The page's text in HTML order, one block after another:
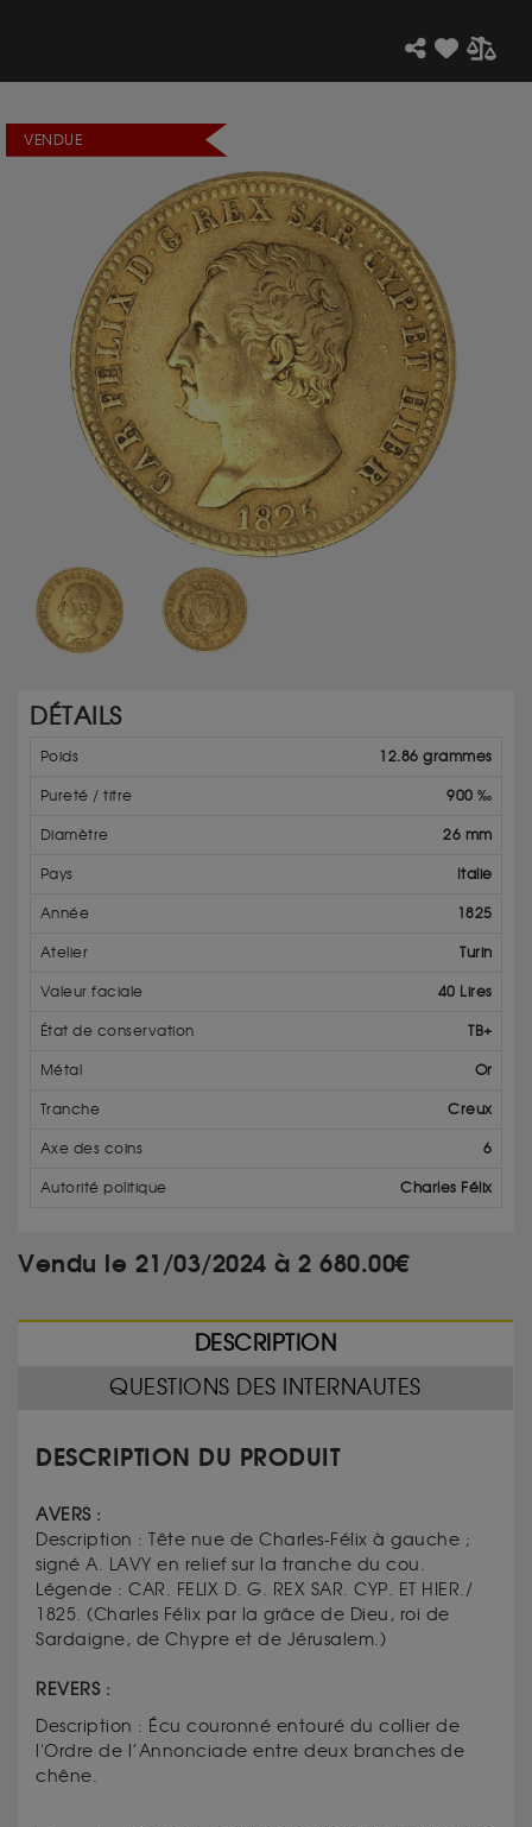
DÉTAILS
Poids 12.86 grammes
Pureté / titre 900 ‰
Diamètre 26 mm
Pays Italie
Année 1825
Atelier Turin
Valeur faciale 40 Lires
État de conservation TB+
Métal Or
Tranche Creux
Axe des coins 6
Autorité politique Charles Félix
VENDUE
Vendu le 21/03/2024 à 2 680.00€
DESCRIPTION
QUESTIONS DES INTERNAUTES
DESCRIPTION DU PRODUIT
AVERS :
Description : Tête nue de Charles-Félix à gauche ;
signé A. LAVY en relief sur la tranche du cou.
Légende : CAR. FELIX D. G. REX SAR. CYP. ET HIER./
1825. (Charles Félix par la grâce de Dieu, roi de
Sardaigne, de Chypre et de Jérusalem.)
REVERS :
Description : Écu couronné entouré du collier de
l'Ordre de l’Annonciade entre deux branches de
chêne.